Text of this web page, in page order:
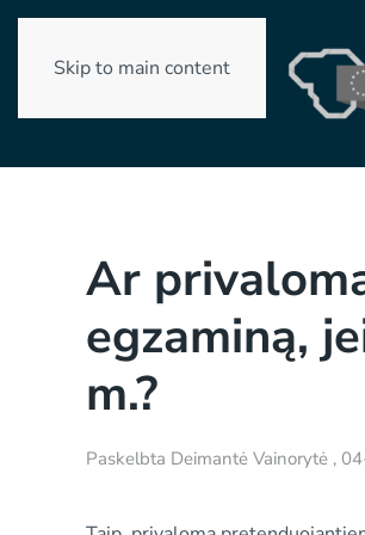
Skip to main content
Ar
egzaminą,
m.?
Paskelbta Deimantė Vainorytė ,